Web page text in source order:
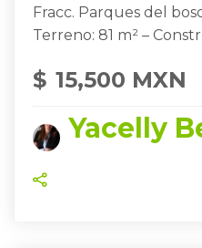
Fracc. Parques del
Terreno: 81 m² –
$ 15,500 MXN
Yacelly